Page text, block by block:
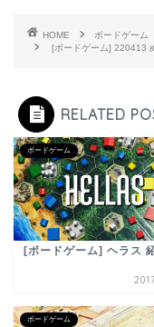
HOME
ボードゲーム
[ボードゲーム] 220413
RELATED
ボードゲーム
[ボードゲーム] ヘラス
ボードゲーム